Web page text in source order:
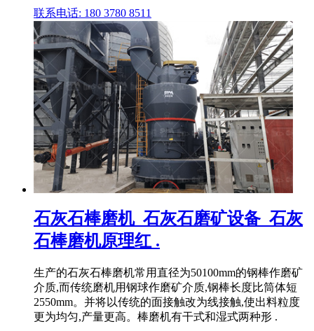
联系电话: 180 3780 8511
石灰石棒磨机_石灰石磨矿设备_石灰
石棒磨机原理红 .
生产的石灰石棒磨机常用直径为50100mm的钢棒作磨矿
介质,而传统磨机用钢球作磨矿介质,钢棒长度比筒体短
2550mm。并将以传统的面接触改为线接触,使出料粒度
更为均匀,产量更高。棒磨机有干式和湿式两种形 .